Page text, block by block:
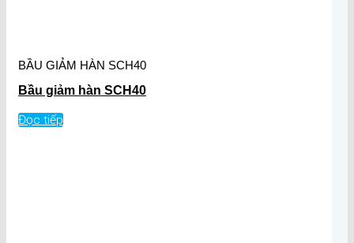
BẦU GIẢM HÀN SCH40
Bầu giảm hàn SCH40
Đọc tiếp